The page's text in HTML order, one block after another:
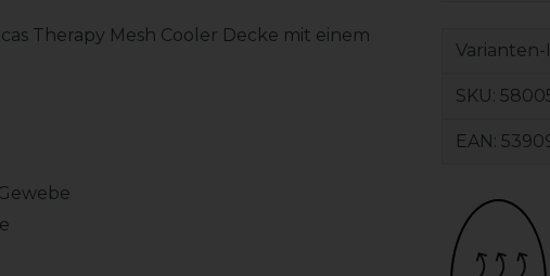
Therapy Mesh Cooler Decke mit einem
Varianten-
SKU:
EAN: